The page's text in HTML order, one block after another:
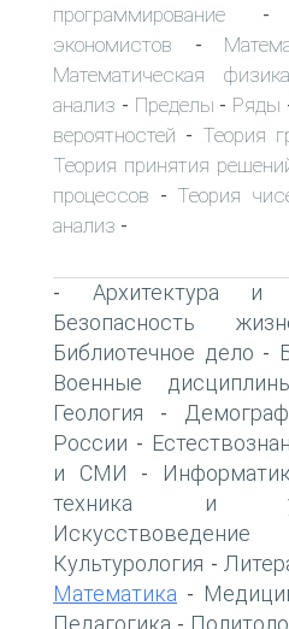
программирование
экономистов -
Математическая физика
анализ - Пределы - Ряды
вероятностей - Теория
Теория принятия
процессов - Теория
анализ -
- Архитектура и
Безопасность
Библиотечное дело -
Военные
Геология -
России -
и СМИ -
техника и
Искусствоведение
Культурология -
Математика -
Педагогика